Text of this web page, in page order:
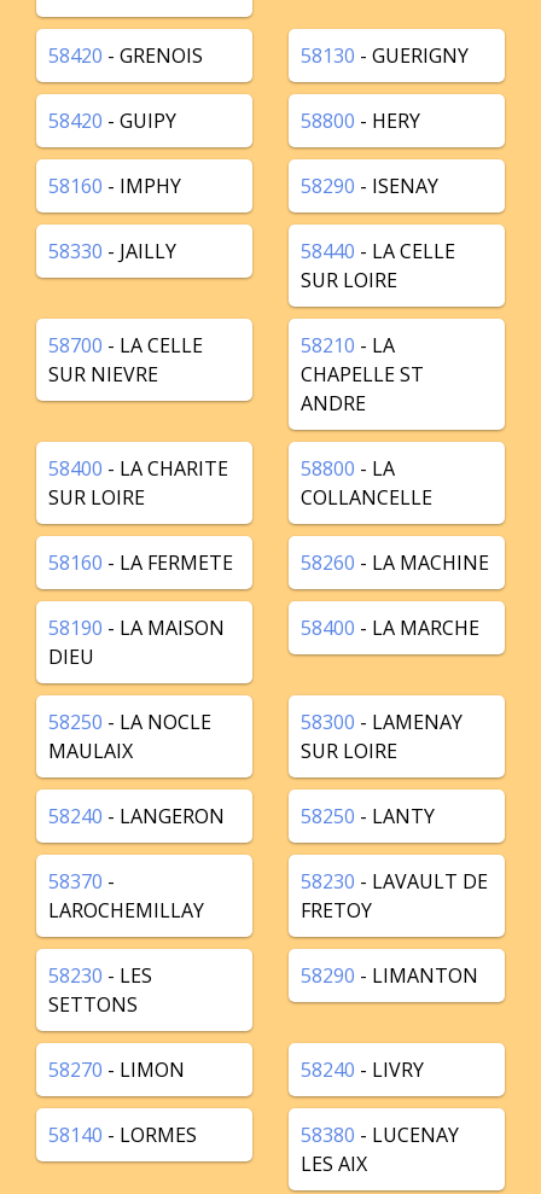
58420 - GRENOIS 58130 - GUERIGNY
58420 - GUIPY 58800 - HERY
58160 - IMPHY 58290 - ISENAY
58330 - JAILLY 58440 - LA CELLE
SUR LOIRE
58700 - LA CELLE
SUR NIEVRE
58210 - LA
CHAPELLE ST
ANDRE
58400 - LA CHARITE
SUR LOIRE
58800 - LA
COLLANCELLE
58160 - LA FERMETE 58260 - LA MACHINE
58190 - LA MAISON
DIEU
58400 - LA MARCHE
58250 - LA NOCLE
MAULAIX
58300 - LAMENAY
SUR LOIRE
58240 - LANGERON 58250 - LANTY
58370 -
LAROCHEMILLAY
58230 - LAVAULT DE
FRETOY
58230 - LES
SETTONS
58290 - LIMANTON
58270 - LIMON 58240 - LIVRY
58140 - LORMES 58380 - LUCENAY
LES AIX